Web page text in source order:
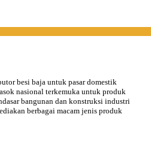
besi baja untuk pasar domestik
nasional terkemuka untuk produk
bangunan dan konstruksi industri
berbagai macam jenis produk